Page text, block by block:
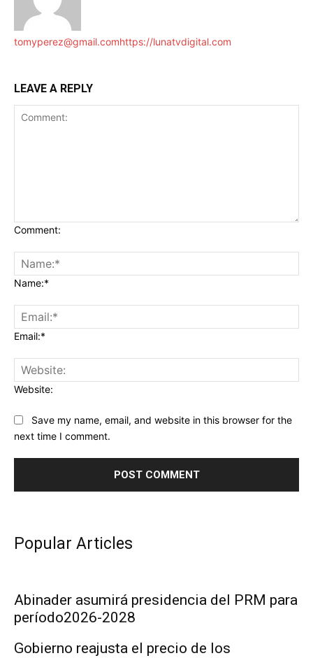
tomyperez@gmail.comhttps://lunatvdigital.com
LEAVE A REPLY
Comment:
Name:*
Email:*
Website:
Save my name, email, and website in this browser for the
next time I comment.
Popular Articles
Abinader asumirá presidencia del PRM para
período2026-2028
Gobierno reajusta el precio de los